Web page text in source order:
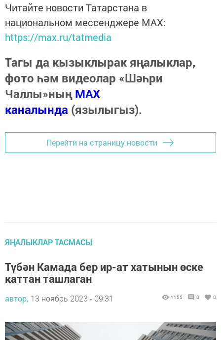
Читайте новости Татарстана в
национальном мессенджере MАХ:
https://max.ru/tatmedia
Тагы да кызыклырак яңалыклар,
фото һәм видеолар «Шәһри
Чаллы»ныңMAX
каналында (язылыгыз).
Перейти на страницу новости
ЯҢАЛЫКЛАР ТАСМАСЫ
Түбән Камада бер ир-ат хатынын өске
каттан ташлаган
автор, 13 ноябрь 2023 - 09:31 1155 0 0